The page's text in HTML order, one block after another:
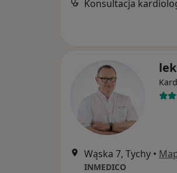
Konsultacja
Wąska 7, Tychy •
INMEDICO